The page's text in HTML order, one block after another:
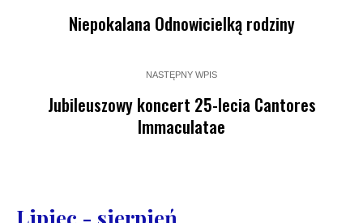
Niepokalana Odnowicielką rodziny
NASTĘPNY WPIS
Jubileuszowy koncert 25-lecia Cantores
Immaculatae